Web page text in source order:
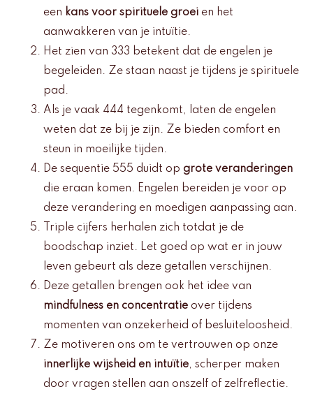
een kans voor spirituele groei en het
aanwakkeren van je intuïtie.
Het zien van 333 betekent dat de engelen je
begeleiden. Ze staan naast je tijdens je spirituele
pad.
Als je vaak 444 tegenkomt, laten de engelen
weten dat ze bij je zijn. Ze bieden comfort en
steun in moeilijke tijden.
De sequentie 555 duidt op grote veranderingen
die eraan komen. Engelen bereiden je voor op
deze verandering en moedigen aanpassing aan.
Triple cijfers herhalen zich totdat je de
boodschap inziet. Let goed op wat er in jouw
leven gebeurt als deze getallen verschijnen.
Deze getallen brengen ook het idee van
mindfulness en concentratie over tijdens
momenten van onzekerheid of besluiteloosheid.
Ze motiveren ons om te vertrouwen op onze
innerlijke wijsheid en intuïtie, scherper maken
door vragen stellen aan onszelf of zelfreflectie.